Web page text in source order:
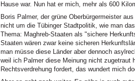
Hause war. Nun hat er mich, mehr als 600
Boris Palmer, der grüne Oberbürgermeister
nicht um die Tübinger Stadtpolitik, wie man
Thema: Maghreb-Staaten als "sichere
Staaten wären zwar keine sicheren
man müsse diese Länder aber dennoch
weil ich Palmer diese Meinung nicht
Rechtsverdrehung fordert, das wundert mich